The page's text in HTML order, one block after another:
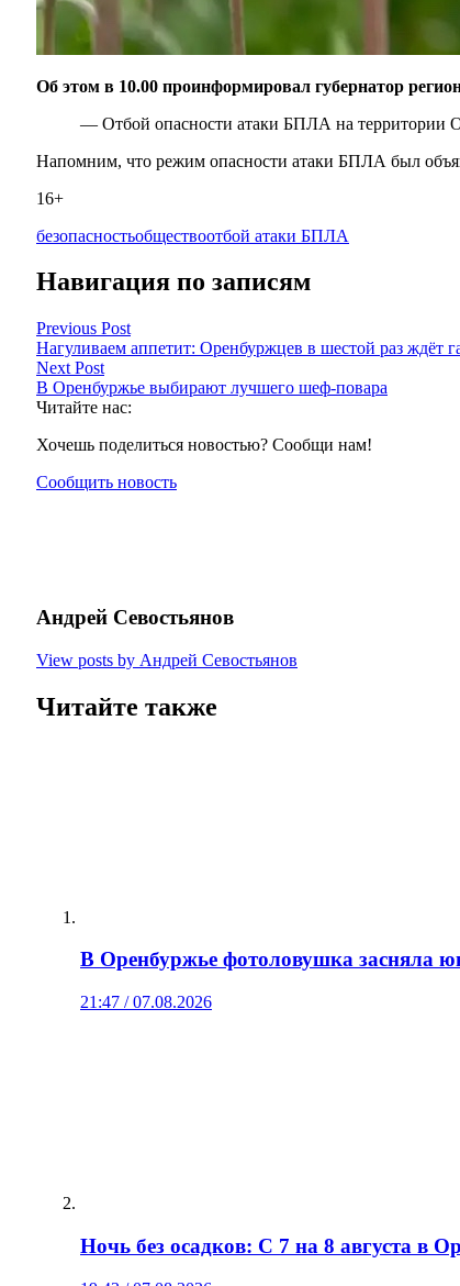
Об этом в 10.00 проинформировал губернатор
— Отбой опасности атаки БПЛА на территории
Напомним, что режим опасности атаки БПЛА был
16+
безопасностьобществоотбой атаки БПЛА
Навигация по записям
Previous Post
Нагуливаем аппетит: Оренбуржцев в шестой раз ждёт
Next Post
В Оренбуржье выбирают лучшего шеф-повара
Читайте нас:
Хочешь поделиться новостью? Сообщи нам!
Сообщить новость
Андрей Севостьянов
View posts by Андрей Севостьянов
Читайте также
В Оренбуржье фотоловушка засняла
21:47 / 07.08.2026
Ночь без осадков: С 7 на 8 августа в